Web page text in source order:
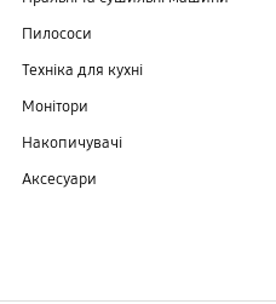
Пилососи
Техніка для кухні
Монітори
Накопичувачі
Аксесуари